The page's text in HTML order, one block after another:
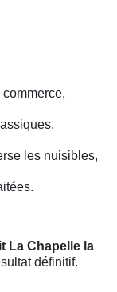
les nuisibles,
La Chapelle la
définitif.